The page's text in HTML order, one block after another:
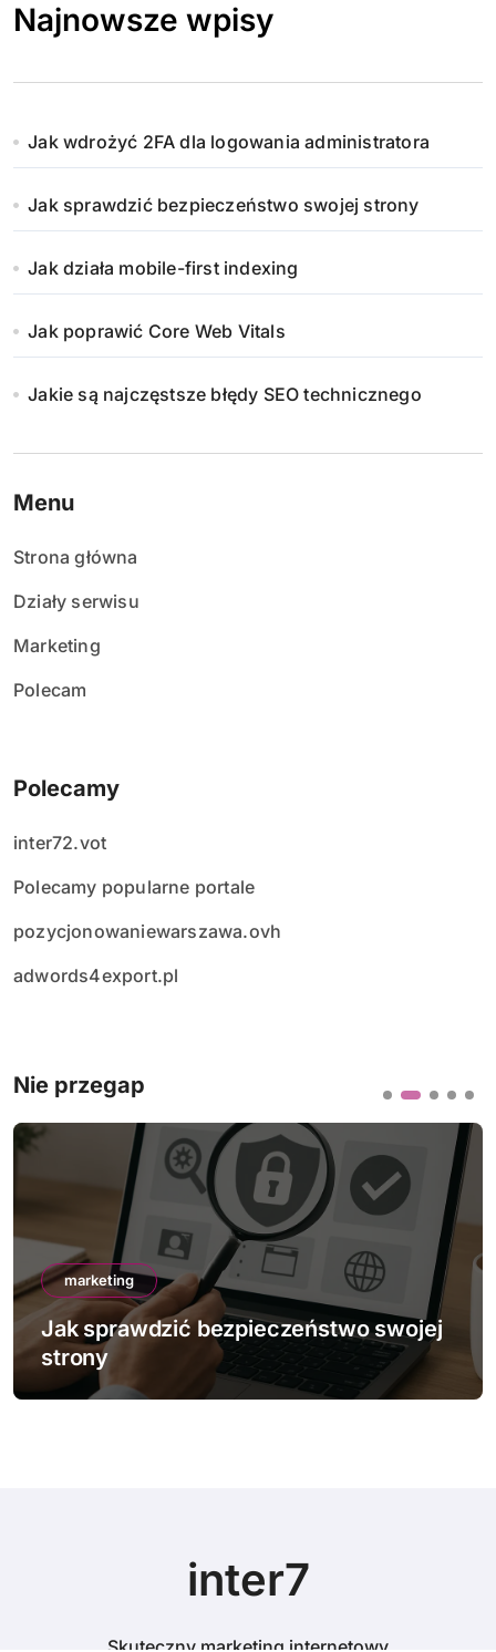
Najnowsze wpisy
Jak wdrożyć 2FA dla logowania administratora
Jak sprawdzić bezpieczeństwo swojej strony
Jak działa mobile-first indexing
Jak poprawić Core Web Vitals
Jakie są najczęstsze błędy SEO technicznego
Menu
Strona główna
Działy serwisu
Marketing
Polecam
Polecamy
inter72.vot
Polecamy popularne portale
pozycjonowaniewarszawa.ovh
adwords4export.pl
Nie przegap
marketing
Jak działa mobile-first indexing
inter7
Skuteczny marketing internetowy